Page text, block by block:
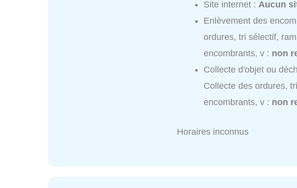
Site internet :Aucun
Enlèvement des
ordures, tri sélectif,
encombrants, v : non
Collecte d'objet ou
Collecte des ordures,
encombrants, v : non
Horaires inconnus